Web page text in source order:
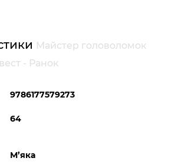
Майстер головоломок
- Ранок
9786177579273
64
М’яка